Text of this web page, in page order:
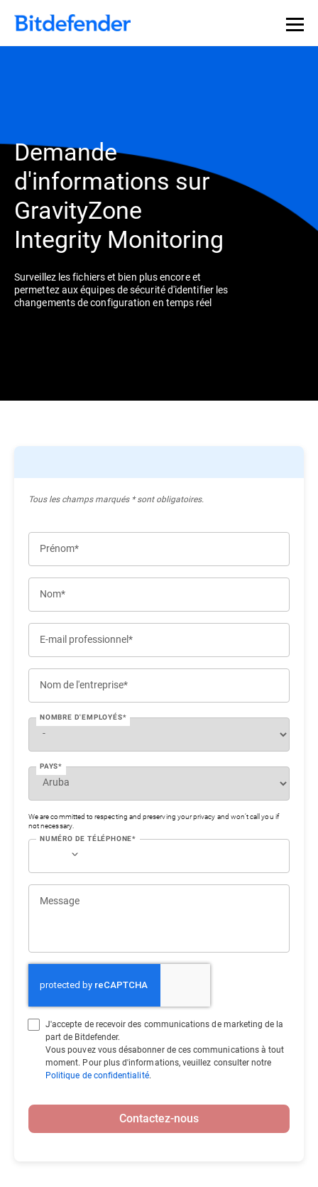
Demande
d'informations sur
GravityZone
Integrity Monitoring
Surveillez les fichiers et bien plus encore et
permettez aux équipes de sécurité d'identifier les
changements de configuration en temps réel
Tous les champs marqués * sont obligatoires.
Prénom*
Nom*
E-mail professionnel*
Nom de l'entreprise*
NOMBRE D'EMPLOYÉS*
PAYS*
We are committed to respecting and preserving your privacy and won’t call you if
not necessary.
NUMÉRO DE TÉLÉPHONE*
Message
J'accepte de recevoir des communications de marketing de la
part de Bitdefender.
Vous pouvez vous désabonner de ces communications à tout
moment. Pour plus d'informations, veuillez consulter notre
Politique de confidentialité.
Contactez-nous